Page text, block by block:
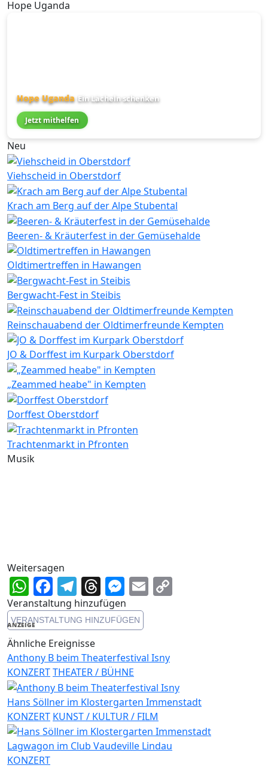
Hope Uganda
Hope Uganda Ein Lächeln schenken
Jetzt mithelfen
Neu
Viehscheid in Oberstdorf
Krach am Berg auf der Alpe Stubental
Beeren- & Kräuterfest in der Gemüsehalde
Oldtimertreffen in Hawangen
Bergwacht-Fest in Steibis
Reinschauabend der Oldtimerfreunde Kempten
JO & Dorffest im Kurpark Oberstdorf
„Zeammed heabe" in Kempten
Dorffest Oberstdorf
Trachtenmarkt in Pfronten
Musik
Weitersagen
WhatsApp
Facebook
Telegram
Threads
Messenger
Email
Veranstaltung hinzufügen
VERANSTALTUNG HINZUFÜGEN
ANZEIGE
Ähnliche Ereignisse
Anthony B beim Theaterfestival Isny
KONZERTTHEATER / BÜHNE
Hans Söllner im Klostergarten Immenstadt
KONZERT KUNST / KULTUR / FILM
Lagwagon im Club Vaudeville Lindau
KONZERT